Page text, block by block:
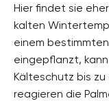
Hier findet sie
kalten
einem
eingepflanzt,
Kälteschutz bis zu
reagieren die